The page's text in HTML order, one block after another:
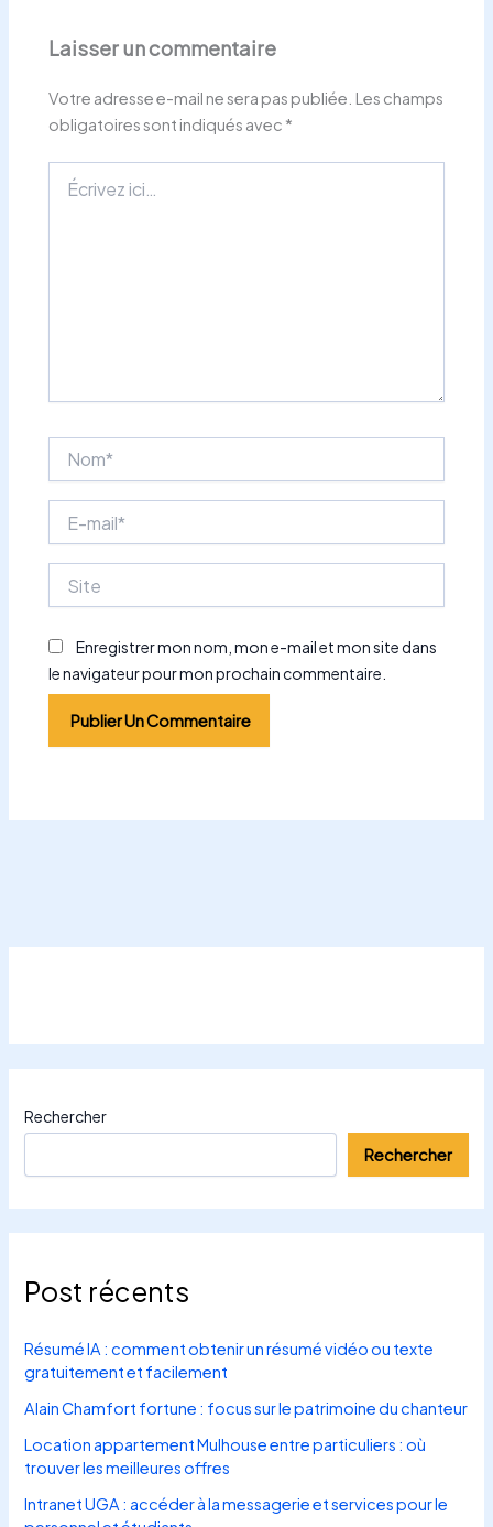
Laisser un commentaire
Votre adresse e-mail ne sera pas publiée. Les champs
obligatoires sont indiqués avec *
ici…
mail*
Enregistrer mon nom, mon e-mail et mon site dans
le navigateur pour mon prochain commentaire.
Rechercher
Rechercher
Post récents
Résumé IA : comment obtenir un résumé vidéo ou texte
gratuitement et facilement
Alain Chamfort fortune : focus sur le patrimoine du chanteur
Location appartement Mulhouse entre particuliers : où
trouver les meilleures offres
Intranet UGA : accéder à la messagerie et services pour le